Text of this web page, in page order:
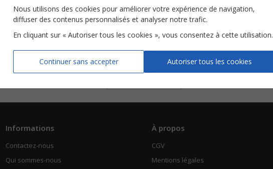
Wii Aa (aka We Are!) One Piece
Informations
Contactez-nous
Qui sommes-nous
À propos
CGV
Mentions légales
Nous utilisons des cookies pour améliorer votre expérience de navigation,
diffuser des contenus personnalisés et analyser notre trafic.
En cliquant sur « Autoriser tous les cookies », vous consentez à cette utilisation.
Continuer sans accepter Autoriser tous les cookies